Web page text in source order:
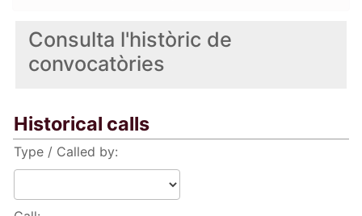
Consulta l'històric de
convocatòries
Historical calls
Type / Called by: